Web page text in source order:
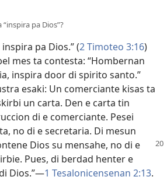
pa Dios”?
pa Dios.” (2 Timoteo 3:16)
mes ta contesta: “Hombernan
inspira door di spirito santo.”
esaki: Un comerciante kisas ta
un carta. Den e carta tin
di e comerciante. Pesei
no di e secretaria. Di mesun
Dios su mensahe, no di e
Pues, di berdad henter e
Dios.”—1 Tesalonicensenan 2:13.